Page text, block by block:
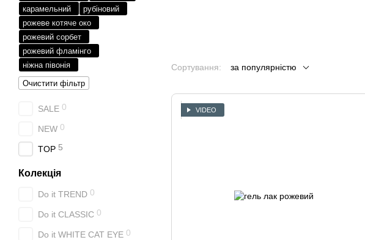
Сортування: за популярністю
VIDEO
карамельний
рубіновий
рожеве котяче око
рожевий сорбет
рожевий фламінго
ніжна півонія
Очистити фільтр
SALE 0
NEW 0
TOP 5
Колекція
Do it TREND 0
Do it CLASSIC 0
Do it WHITE СAT EYE 0